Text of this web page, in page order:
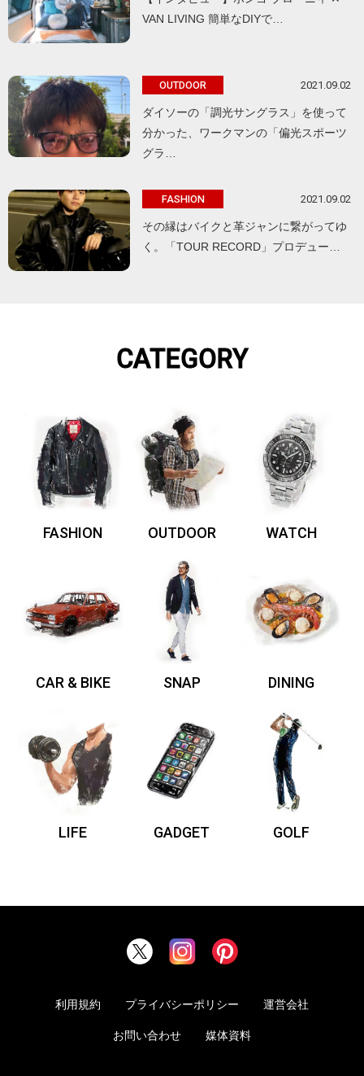
VAN LIVING 簡単なDIYで…
OUTDOOR 2021.09.02
ダイソーの「調光サングラス」を使って
分かった、ワークマンの「偏光スポーツ
グラ…
FASHION 2021.09.02
その縁はバイクと革ジャンに繋がってゆ
く。「TOUR RECORD」プロデュー…
CATEGORY
FASHION OUTDOOR WATCH
CAR & BIKE SNAP DINING
LIFE GADGET GOLF
利用規約 プライバシーポリシー 運営会社
お問い合わせ 媒体資料